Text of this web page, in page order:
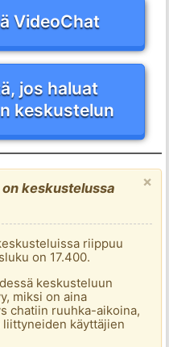
VideoChat
jos haluat
keskustelun
×
keskustelussa
riippuu
on 17.400.
keskusteluun
miksi on aina
chatiin ruuhka-aikoina,
käyttäjien